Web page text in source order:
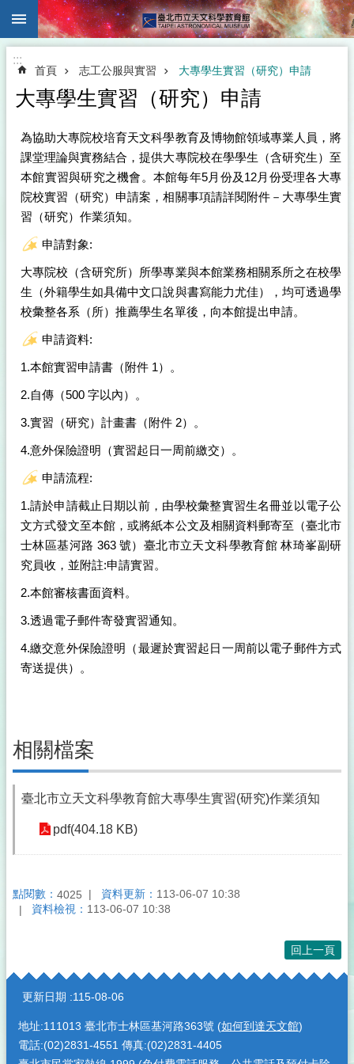
跳到主要內容區塊
:::
首頁 志工公服與實習 大專學生實習（研究）申請
大專學生實習（研究）申請
為協助大專院校培育天文科學教育及博物館領域專業人員，將
課堂理論與實務結合，提供大專院校在學學生（含研究生）至
本館實習與研究之機會。本館每年5月份及12月份受理各大專
院校實習（研究）申請案，相關事項請詳閱附件－大專學生實
習（研究）作業須知。
申請對象:
大專院校（含研究所）所學專業與本館業務相關系所之在校學
生（外籍學生如具備中文口說與書寫能力尤佳），均可透過學
校彙整各系（所）推薦學生名單後，向本館提出申請。
申請資料:
1.本館實習申請書（附件 1）。
2.自傳（500 字以內）。
3.實習（研究）計畫書（附件 2）。
4.意外保險證明（實習起日一周前繳交）。
申請流程:
1.請於申請截止日期以前，由學校彙整實習生名冊並以電子公
文方式發文至本館，或將紙本公文及相關資料郵寄至（臺北市
士林區基河路 363 號）臺北市立天文科學教育館 林琦峯副研
究員收，並附註:申請實習。
2.本館審核書面資料。
3.透過電子郵件寄發實習通知。
4.繳交意外保險證明（最遲於實習起日一周前以電子郵件方式
寄送提供）。
相關檔案
臺北市立天文科學教育館大專學生實習(研究)作業須知
pdf(404.18 KB)
點閱數： 4025 資料更新： 113-06-07 10:38
資料檢視： 113-06-07 10:38
回上一頁
:::
更新日期 115-08-06
地址:111013 臺北市士林區基河路363號 (如何到達天文館)
電話:(02)2831-4551 傳真:(02)2831-4405